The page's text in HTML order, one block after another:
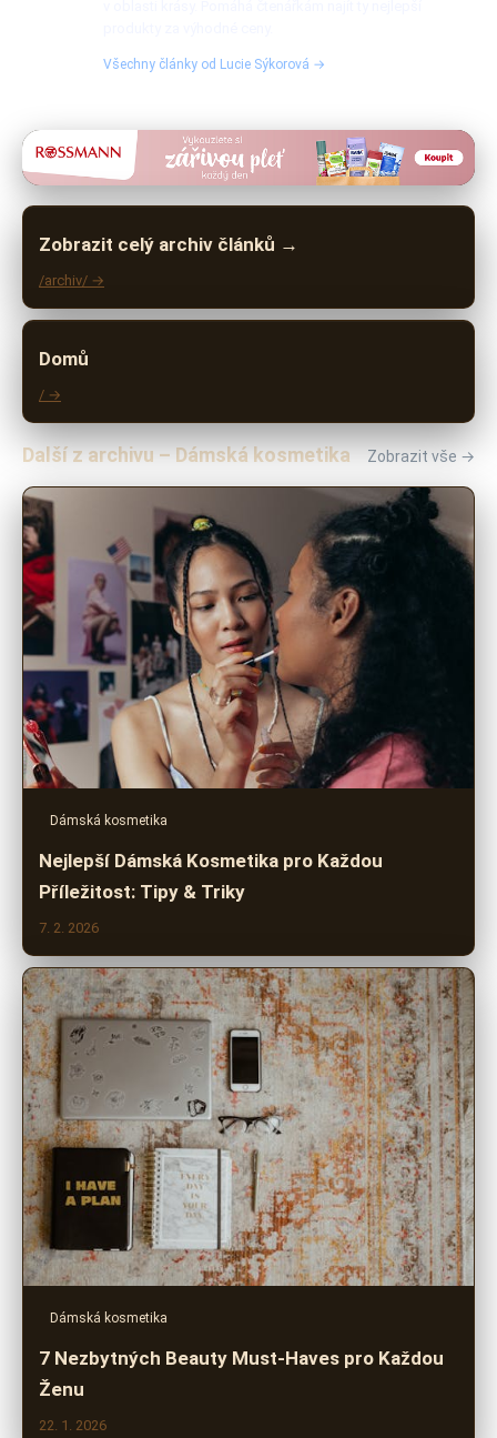
Všechny články od Lucie Sýkorová →
Zobrazit celý archiv článků →
/archiv/ →
Domů
/ →
Další z archivu – Dámská kosmetika Zobrazit vše →
Dámská kosmetika
Nejlepší Dámská Kosmetika pro Každou
Příležitost: Tipy & Triky
7. 2. 2026
Dámská kosmetika
7 Nezbytných Beauty Must-Haves pro Každou
Ženu
22. 1. 2026